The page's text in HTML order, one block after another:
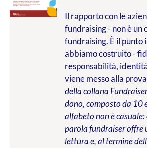
Il rapporto con le
fundraising - non è un
fundraising. È il punto
abbiamo costruito -
responsabilità,
viene messo alla
della collana
dono, composto da 10
alfabeto non è
parola fundraiser offre
lettura e, al termine